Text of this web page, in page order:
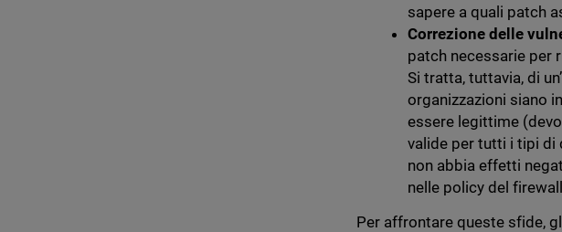
sapere a quali patch
Correzione delle
patch necessarie per
Si tratta, tuttavia, di
organizzazioni siano
essere legittime
valide per tutti i tipi di
non abbia effetti
nelle policy del
Per affrontare queste sfide,